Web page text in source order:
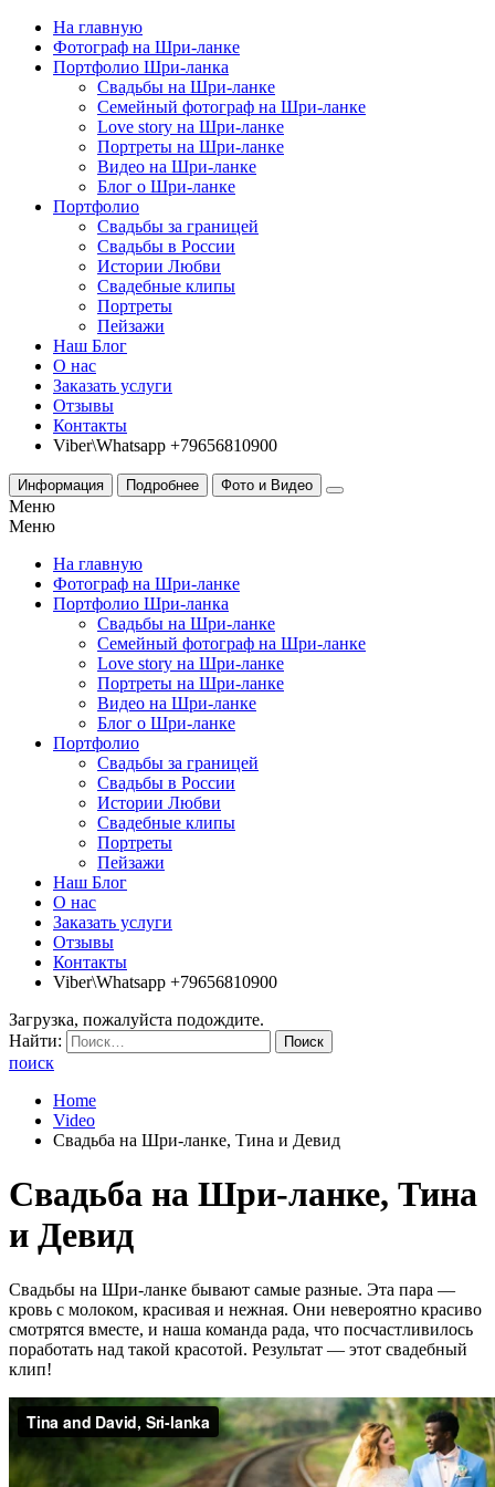
На главную
Фотограф на Шри-ланке
Портфолио Шри-ланка
Свадьбы на Шри-ланке
Семейный фотограф на Шри-ланке
Love story на Шри-ланке
Портреты на Шри-ланке
Видео на Шри-ланке
Блог о Шри-ланке
Портфолио
Свадьбы за границей
Свадьбы в России
Истории Любви
Свадебные клипы
Портреты
Пейзажи
Наш Блог
О нас
Заказать услуги
Отзывы
Контакты
Viber\Whatsapp +79656810900
Информация Подробнее Фото и Видео
Меню
Меню
На главную
Фотограф на Шри-ланке
Портфолио Шри-ланка
Свадьбы на Шри-ланке
Семейный фотограф на Шри-ланке
Love story на Шри-ланке
Портреты на Шри-ланке
Видео на Шри-ланке
Блог о Шри-ланке
Портфолио
Свадьбы за границей
Свадьбы в России
Истории Любви
Свадебные клипы
Портреты
Пейзажи
Наш Блог
О нас
Заказать услуги
Отзывы
Контакты
Viber\Whatsapp +79656810900
Загрузка, пожалуйста подождите.
Найти:
поиск
Home
Video
Свадьба на Шри-ланке, Тина и Девид
Свадьба на Шри-ланке, Тина
и Девид
Свадьбы на Шри-ланке бывают самые разные. Эта пара —
кровь с молоком, красивая и нежная. Они невероятно красиво
смотрятся вместе, и наша команда рада, что посчастливилось
поработать над такой красотой. Результат — этот свадебный
клип!